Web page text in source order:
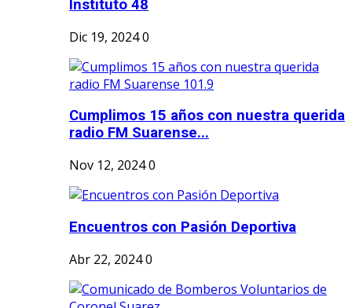
Instituto 48
Dic 19, 20240
Cumplimos 15 años con nuestra querida
radio FM Suarense...
Nov 12, 20240
Encuentros con Pasión Deportiva
Abr 22, 20240